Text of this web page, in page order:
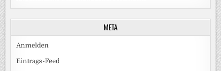
META
Anmelden
Eintrags-Feed